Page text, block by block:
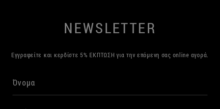
NEWSLETTER
Εγγραφείτε και κερδίστε 5% ΕΚΠΤΩΣΗ για την επόμενη σας online αγορά.